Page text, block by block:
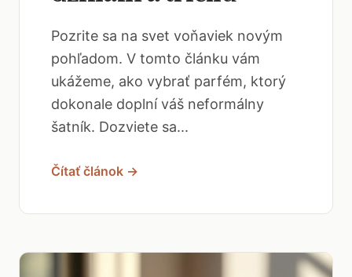
Pozrite sa na svet voňaviek novým
pohľadom. V tomto článku vám
ukážeme, ako vybrať parfém, ktorý
dokonale doplní váš neformálny
šatník. Dozviete sa...
Čítať článok →